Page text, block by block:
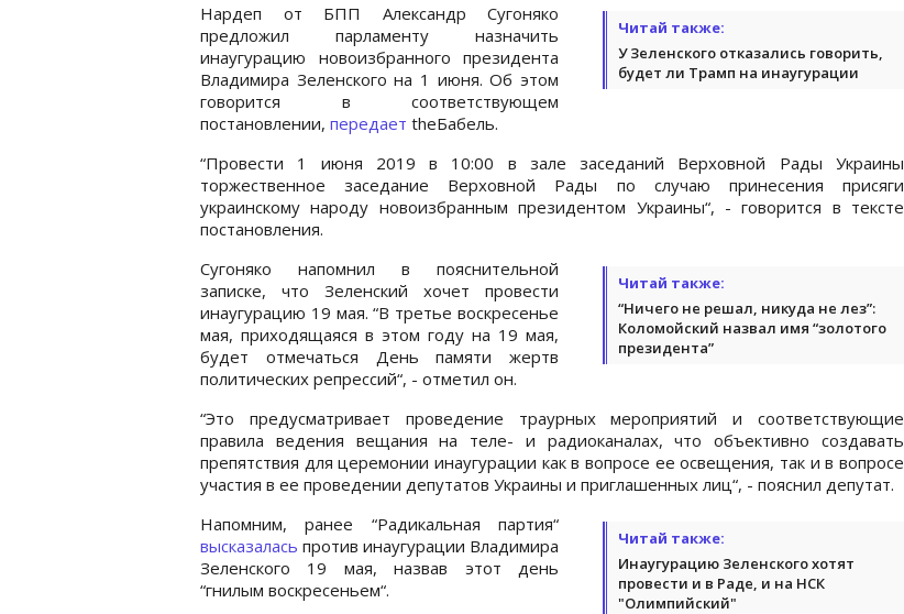
Читай также:
У Зеленского отказались говорить,
будет ли Трамп на инаугурации
Нардеп от БПП Александр Сугоняко
предложил парламенту назначить
инаугурацию новоизбранного президента
Владимира Зеленского на 1 июня. Об этом
говорится в соответствующем
постановлении, передает theБабель.
“Провести 1 июня 2019 в 10:00 в зале заседаний Верховной Рады Украины
торжественное заседание Верховной Рады по случаю принесения присяги
украинскому народу новоизбранным президентом Украины“, - говорится в тексте
постановления.
Читай также:
“Ничего не решал, никуда не лез”:
Коломойский назвал имя “золотого
президента”
Сугоняко напомнил в пояснительной
записке, что Зеленский хочет провести
инаугурацию 19 мая. “В третье воскресенье
мая, приходящаяся в этом году на 19 мая,
будет отмечаться День памяти жертв
политических репрессий“, - отметил он.
“Это предусматривает проведение траурных мероприятий и соответствующие
правила ведения вещания на теле- и радиоканалах, что объективно создавать
препятствия для церемонии инаугурации как в вопросе ее освещения, так и в вопросе
участия в ее проведении депутатов Украины и приглашенных лиц“, - пояснил депутат.
Читай также:
Инаугурацию Зеленского хотят
провести и в Раде, и на НСК
"Олимпийский"
Напомним, ранее “Радикальная партия“
высказалась против инаугурации Владимира
Зеленского 19 мая, назвав этот день
“гнилым воскресеньем“.